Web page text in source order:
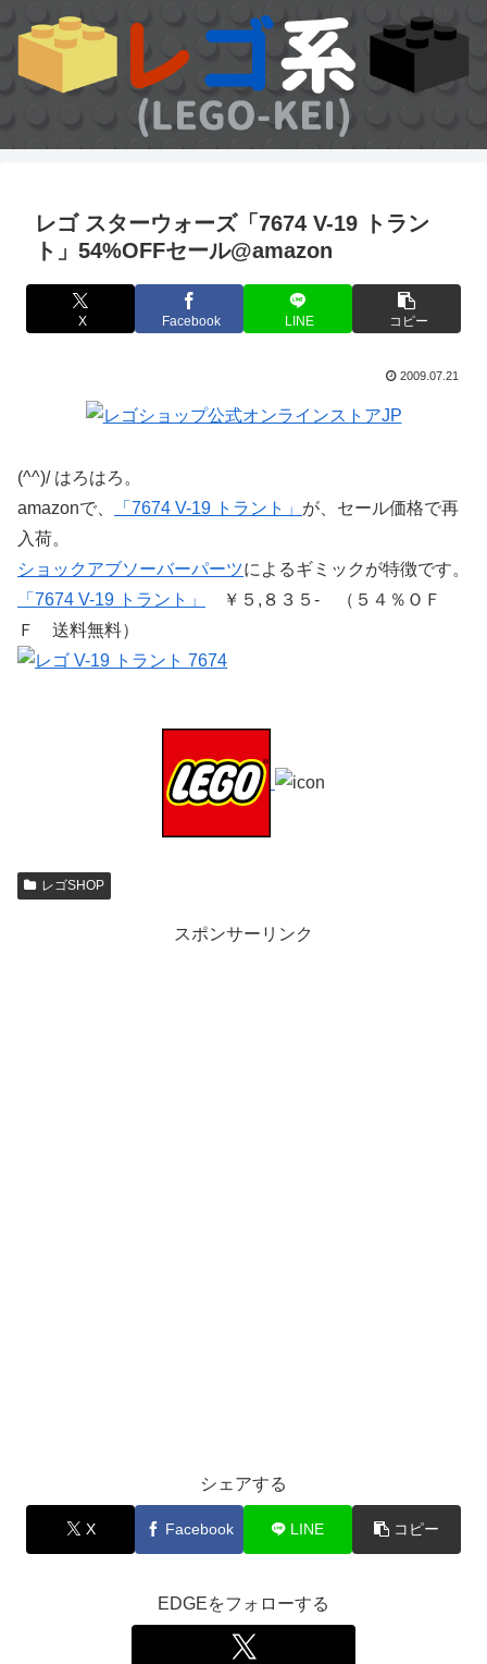
レゴ スターウォーズ「7674 V-19 トラン
ト」54%OFFセール@amazon
X Facebook LINE コピー
2009.07.21
(^^)/ はろはろ。
amazonで、
「7674 V-19 トラント」 が、セール価格で再
入荷。
ショックアブソーバーパーツによるギミックが特徴です。
「7674 V-19 トラント」
￥５,８３５- （５４％ＯＦ
Ｆ 送料無料）
レゴSHOP
スポンサーリンク
シェアする
X Facebook LINE コピー
EDGEをフォローする